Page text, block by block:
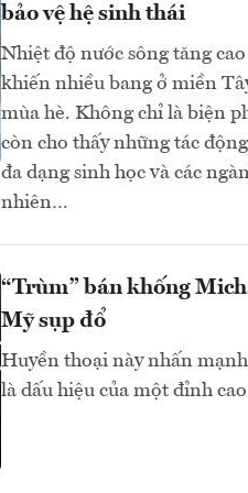
bảo vệ hệ sinh thái
Nhiệt độ nước sông tăng
khiến nhiều bang ở miền
mùa hè. Không chỉ là biện
còn cho thấy những tác
đa dạng sinh học và các
nhiên…
“Trùm” bán khống
Mỹ sụp đổ
Huyền thoại này nhấn
là dấu hiệu của một đỉnh